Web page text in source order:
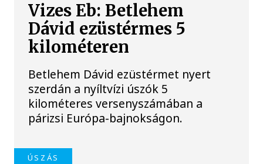
Vizes Eb: Betlehem
Dávid ezüstérmes 5
kilométeren
Betlehem Dávid ezüstérmet nyert
szerdán a nyíltvízi úszók 5
kilométeres versenyszámában a
párizsi Európa-bajnokságon.
ÚSZÁS